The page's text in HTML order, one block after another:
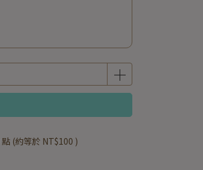
點 (約等於 NT$100 )